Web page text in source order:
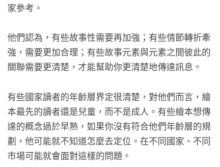
家參考。
他們認為，有些故事性需要再加強；有些情節轉折牽
強，需要更加合理；有些故事元素與元素之間彼此的
關聯需要更清楚，才能幫助你更清楚地傳達訊息。
有些國家讀者的年齡層界定很清楚，對他們而言，繪
本最先的讀者還是兒童，而不是成人。有些繪本想傳
達的概念過於早熟，如果你沒有符合他們年齡層的規
劃，他可能就不知道怎麼去定位。在不同國家、不同
市場可能就會面對這樣的問題。